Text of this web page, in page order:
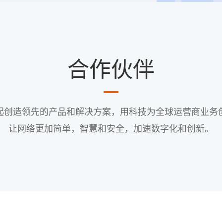
合作伙伴
创造领先的产品和解决方案，用科技为全球运营商业
让网络更加简单，智慧和安全，加速数字化和创新。